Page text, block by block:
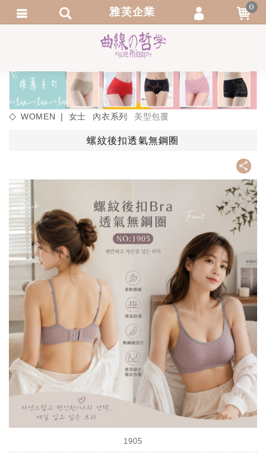
WOMEN ❘ 女士 內衣系列 美型包覆
螺紋後扣透氣無鋼圈
1905
雅芙企業 0
會員登入
會員註冊
忘記密碼
訂單查詢
繁體中文